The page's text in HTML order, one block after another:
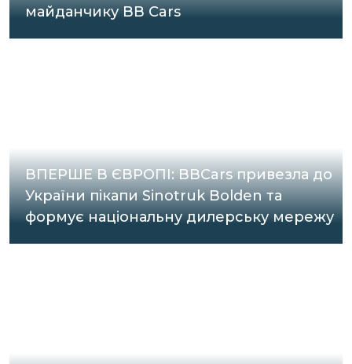
майданчику BB Cars
ВПЕРШЕ В ЄВРОПІ: BBCars привезла до
України пікапи Sinotruk Bolden та
формує національну дилерську мережу